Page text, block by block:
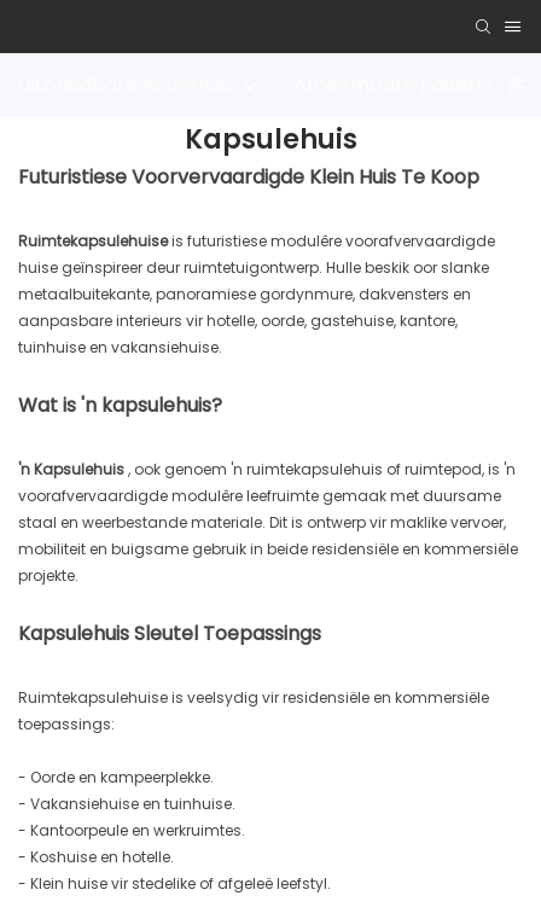
Kapsulehuis
Futuristiese Voorvervaardigde Klein Huis Te Koop
Ruimtekapsulehuiseis futuristiese modulêre voorafvervaardigde
huise geïnspireer deur ruimtetuigontwerp. Hulle beskik oor slanke
metaalbuitekante, panoramiese gordynmure, dakvensters en
aanpasbare interieurs vir hotelle, oorde, gastehuise, kantore,
tuinhuise en vakansiehuise.
Wat is 'n kapsulehuis?
'n Kapsulehuis, ook genoem 'n ruimtekapsulehuis of ruimtepod, is 'n
voorafvervaardigde modulêre leefruimte gemaak met duursame
staal en weerbestande materiale. Dit is ontwerp vir maklike vervoer,
mobiliteit en buigsame gebruik in beide residensiële en kommersiële
projekte.
Kapsulehuis Sleutel Toepassings
Ruimtekapsulehuise is veelsydig vir residensiële en kommersiële
toepassings:
- Oorde en kampeerplekke.
- Vakansiehuise en tuinhuise.
- Kantoorpeule en werkruimtes.
- Koshuise en hotelle.
- Klein huise vir stedelike of afgeleë leefstyl.